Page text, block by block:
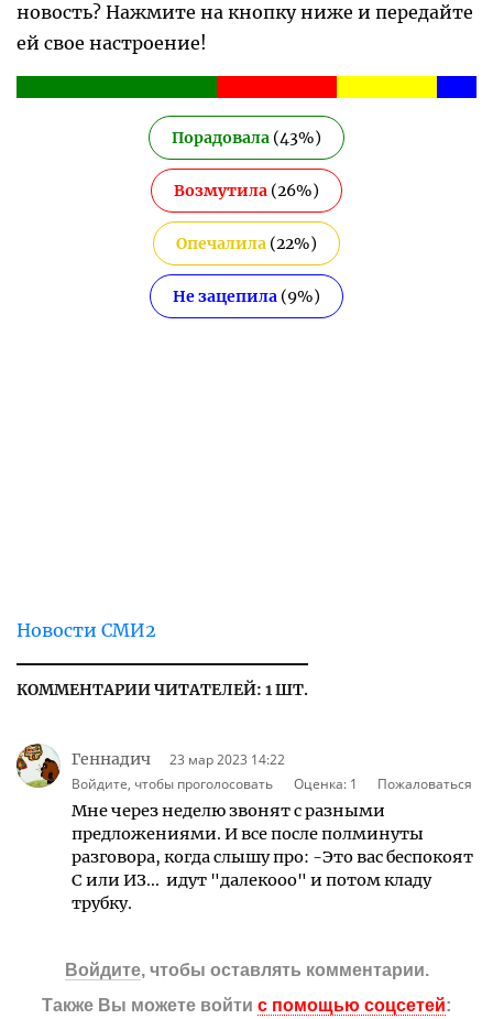
новость? Нажмите на кнопку ниже и передайте
ей свое настроение!
Порадовала (43%)
Возмутила (26%)
Опечалила (22%)
Не зацепила (9%)
Новости СМИ2
КОММЕНТАРИИ ЧИТАТЕЛЕЙ: 1 ШТ.
Геннадич
23 мар 2023 14:22
Войдите, чтобы проголосовать
Оценка: 1 Пожаловаться
Мне через неделю звонят с разными
предложениями. И все после полминуты
разговора, когда слышу про: -Это вас беспокоят
С или ИЗ... идут "далекооо" и потом кладу
трубку.
Войдите, чтобы оставлять комментарии.
Также Вы можете войти с помощью соцсетей: